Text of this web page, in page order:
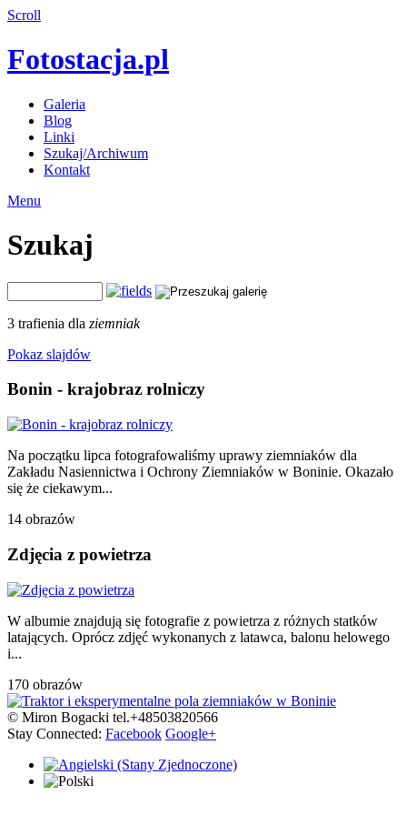
Scroll
Fotostacja.pl
Galeria
Blog
Linki
Szukaj/Archiwum
Kontakt
Menu
Szukaj
3 trafienia dla ziemniak
Pokaz slajdów
Bonin - krajobraz rolniczy
Na początku lipca fotografowaliśmy uprawy ziemniaków dla
Zakładu Nasiennictwa i Ochrony Ziemniaków w Boninie. Okazało
się że ciekawym...
14 obrazów
Zdjęcia z powietrza
W albumie znajdują się fotografie z powietrza z różnych statków
latających. Oprócz zdjęć wykonanych z latawca, balonu helowego
i...
170 obrazów
© Miron Bogacki tel.+48503820566
Stay Connected: Facebook Google+